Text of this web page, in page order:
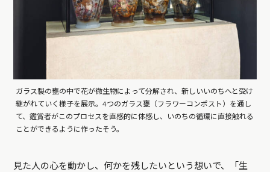
ガラス製の甕の中で花が微生物によって分解され、新しいいのちへと受け
継がれていく様子を展示。4つのガラス甕（フラワーコンポスト）を通し
て、鑑賞者がこのプロセスを直感的に体感し、いのちの循環に直接触れる
ことができるように作ったそう。
見た人の心を動かし、何かを残したいという想いで、「生